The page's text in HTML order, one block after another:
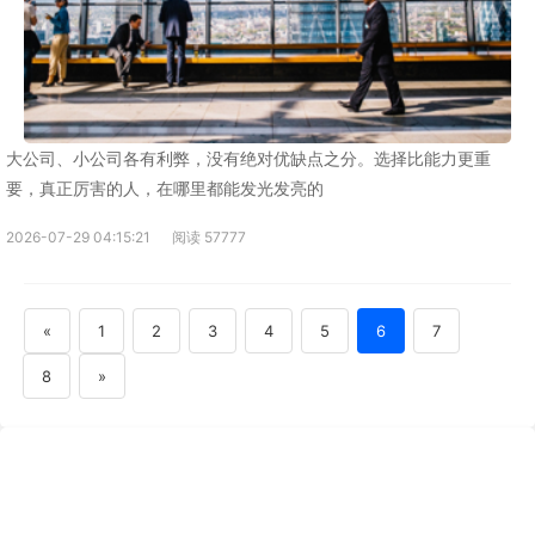
大公司、小公司各有利弊，没有绝对优缺点之分。选择比能力更重
要，真正厉害的人，在哪里都能发光发亮的
2026-07-29 04:15:21 阅读 57777
« 1 2 3 4 5 6 7
8 »